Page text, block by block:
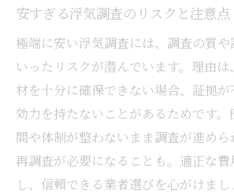
浮気調査のストレスを減らす
安心して任せられる浮気調
ト
探偵選びに迷ったときの比較ポ
浮気調査で探偵を選ぶ際の
信頼できる浮気調査の探偵
探偵の実績や資格が浮気調
安すぎる浮気調査のリスクと注意点
極端に安い浮気調査には、調査の質や
いったリスクが潜んでいます。理由
材を十分に確保できない場合、証拠
効力を持たないことがあるためです
間や体制が整わないまま調査が進め
再調査が必要になることも。適正な
し、信頼できる業者選びを心がけまし